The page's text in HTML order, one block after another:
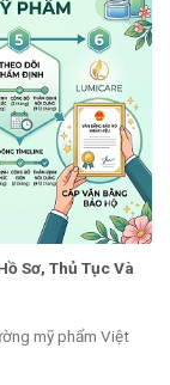
Sơ, Thủ Tục Và
mỹ phẩm Việt